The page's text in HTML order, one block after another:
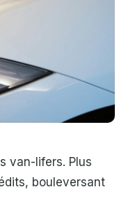
van-lifers. Plus
bouleversant